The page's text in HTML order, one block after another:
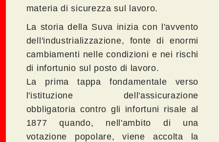
materia di sicurezza sul lavoro.
La storia della Suva inizia con l'avvento
dell'industrializzazione, fonte di enormi
cambiamenti nelle condizioni e nei rischi
di infortunio sul posto di lavoro.
La prima tappa fondamentale verso
l'istituzione dell'assicurazione
obbligatoria contro gli infortuni risale al
1877 quando, nell'ambito di una
votazione popolare, viene accolta la